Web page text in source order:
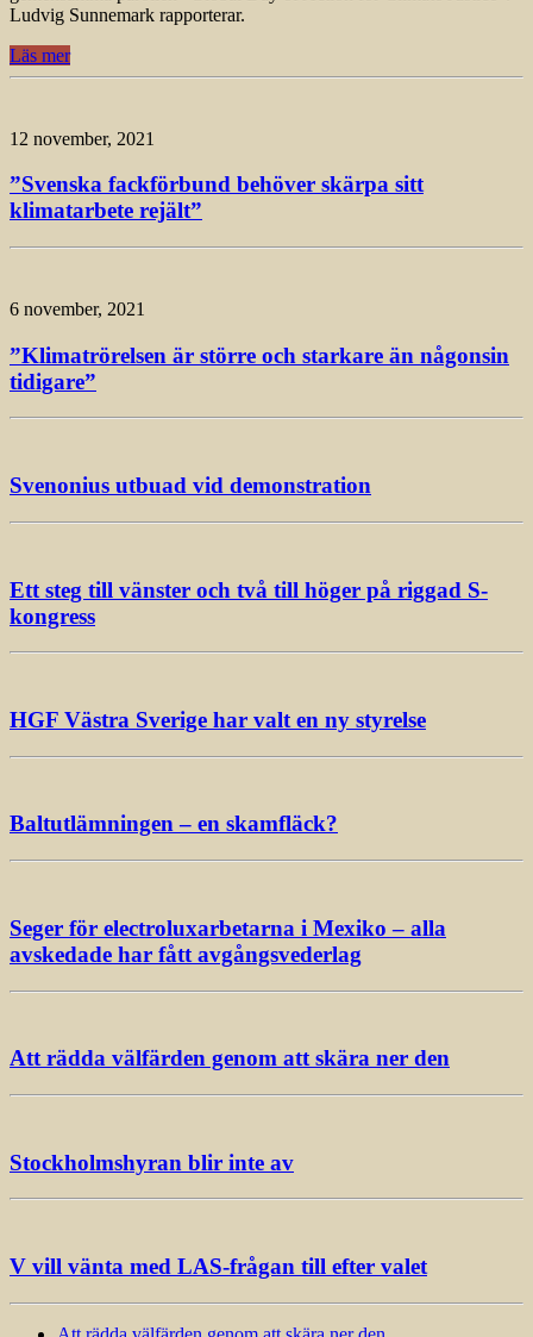
Ludvig Sunnemark rapporterar.
Läs mer
12 november, 2021
”Svenska fackförbund behöver skärpa sitt
klimatarbete rejält”
6 november, 2021
”Klimatrörelsen är större och starkare än någonsin
tidigare”
Svenonius utbuad vid demonstration
Ett steg till vänster och två till höger på riggad S-
kongress
HGF Västra Sverige har valt en ny styrelse
Baltutlämningen – en skamfläck?
Seger för electroluxarbetarna i Mexiko – alla
avskedade har fått avgångsvederlag
Att rädda välfärden genom att skära ner den
Stockholmshyran blir inte av
V vill vänta med LAS-frågan till efter valet